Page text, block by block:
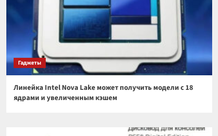
Гаджеты
Линейка Intel Nova Lake может получить модели с 18
ядрами и увеличенным кэшем